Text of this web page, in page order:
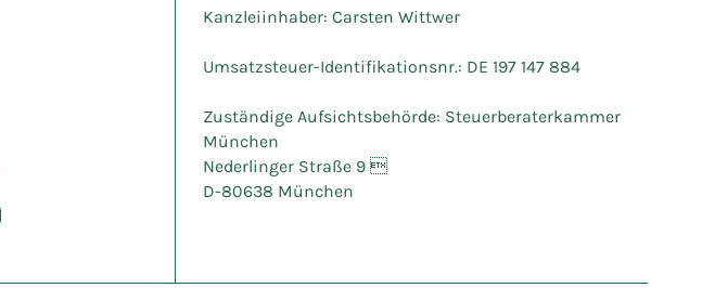
Kanzleiinhaber: Carsten Wittwer
Umsatzsteuer-Identifikationsnr.: DE 197 147 884
Zuständige Aufsichtsbehörde: Steuerberaterkammer
München
Nederlinger Straße 9 
D-80638 München